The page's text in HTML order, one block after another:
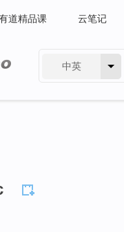
道精品课 云笔记
中英